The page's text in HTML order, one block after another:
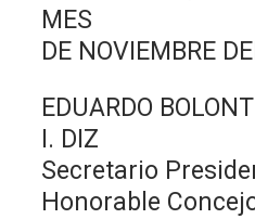
MES
DE NOVIEMBRE
EDUARDO
I. DIZ
Secretario
Honorable